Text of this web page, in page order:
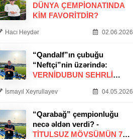
DÜNYA ÇEMPIONATINDA
KIM FAVORITDIR?
Hacı Heydər 02.06.2026
“Qandalf”ın çubuğu
“Neftçi”nin üzərində:
VERNİDUBUN SEHRLİ
İsmayıl Xeyrullayev 04.05.2026
“Qarabağ” çempionluğu
necə əldən verdi? -
TITULSUZ MÖVSÜMÜN 7